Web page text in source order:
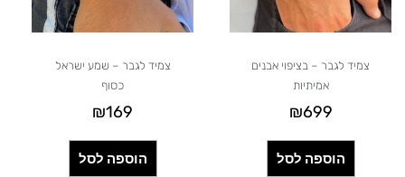
צמיד לגבר – בציפוי אבנים
אמיתיות
₪699
הוספה לסל
צמיד לגבר – שמע ישראל
כסוף
₪169
הוספה לסל